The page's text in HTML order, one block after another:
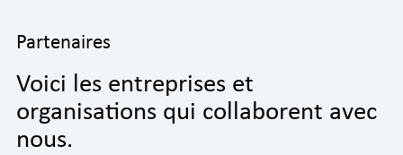
Partenaires
Voici les entreprises et
organisations qui collaborent avec
nous.